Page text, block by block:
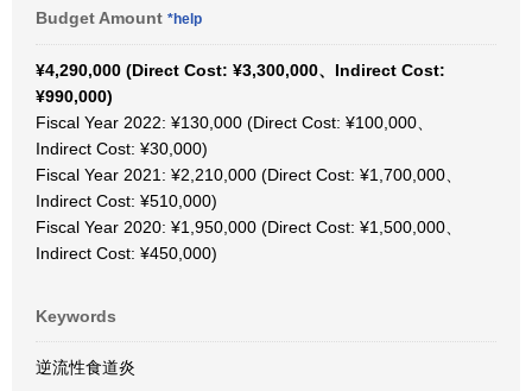
Budget Amount *help
¥4,290,000 (Direct Cost: ¥3,300,000、Indirect Cost:
¥990,000)
Fiscal Year 2022: ¥130,000 (Direct Cost: ¥100,000、
Indirect Cost: ¥30,000)
Fiscal Year 2021: ¥2,210,000 (Direct Cost: ¥1,700,000、
Indirect Cost: ¥510,000)
Fiscal Year 2020: ¥1,950,000 (Direct Cost: ¥1,500,000、
Indirect Cost: ¥450,000)
Keywords
逆流性食道炎